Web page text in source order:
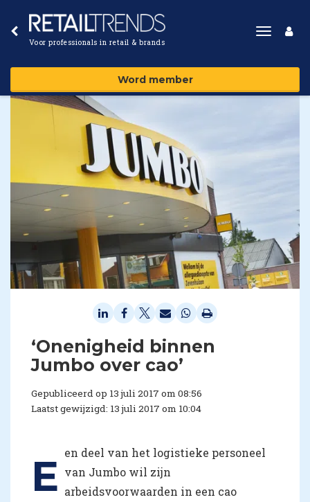
Voor professionals in retail & brands
Toggle
Word member
‘Onenigheid binnen
Jumbo over cao’
Gepubliceerd op 13 juli 2017 om 08:56
Laatst gewijzigd: 13 juli 2017 om 10:04
E en deel van het logistieke personeel
van Jumbo wil zijn
arbeidsvoorwaarden in een cao